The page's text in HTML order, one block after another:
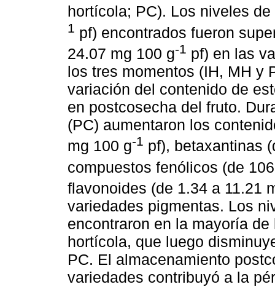
hortícola; PC). Los niveles
1 pf) encontrados fueron
24.07 mg 100 g-1 pf) en las
los tres momentos (IH, MH y
variación del contenido de
en postcosecha del fruto.
(PC) aumentaron los
mg 100 g-1 pf), betaxantinas
compuestos fenólicos (de
flavonoides (de 1.34 a 11.21
variedades pigmentas. Los
encontraron en la mayoría
hortícola, que luego
PC. El almacenamiento
variedades contribuyó a la